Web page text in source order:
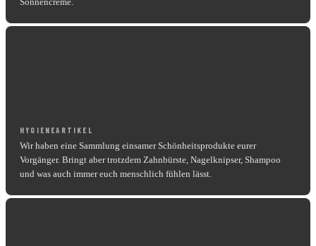
HYGIENEARTIKEL
Wir haben eine Sammlung einsamer Schönheitsprodukte eurer
Vorgänger. Bringt aber trotzdem Zahnbürste, Nagelknipser, Shampoo
und was auch immer euch menschlich fühlen lässt.